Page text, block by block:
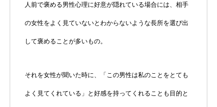
人前で褒める男性心理に好意が隠れている場合には、相手
の女性をよく見ていないとわからないような長所を選び出
して褒めることが多いもの。
それを女性が聞いた時に、「この男性は私のことをとても
よく見てくれている」と好感を持ってくれることも目的と